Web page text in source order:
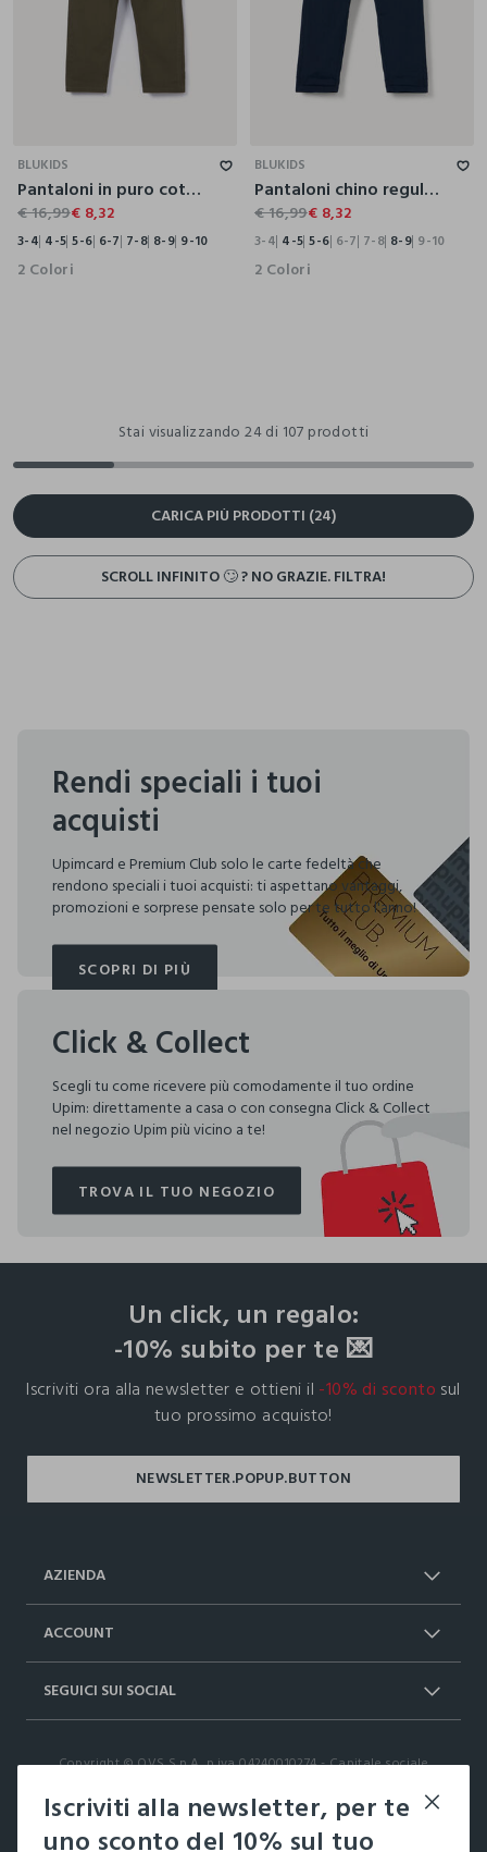
BLUKIDS
Pantaloni in puro cotone bambino
€ 16,99€ 8,32
3-4 4-5 5-6 6-7 7-8 8-9 9-10
2 Colori
BLUKIDS
Pantaloni chino regular fit in puro cotone bambino
€ 16,99€ 8,32
3-4 4-5 5-6 6-7 7-8 8-9 9-10
2 Colori
Stai visualizzando 24 di 107 prodotti
CARICA PIÙ PRODOTTI (24)
SCROLL INFINITO 🙄 ? NO GRAZIE. FILTRA!
Rendi speciali i tuoi
acquisti
Upimcard e Premium Club solo le carte fedeltà che
rendono speciali i tuoi acquisti: ti aspettano vantaggi,
promozioni e sorprese pensate solo per te tutto l'anno!
SCOPRI DI PIÙ
SCOPRI DI PIÙ
Click & Collect
Scegli tu come ricevere più comodamente il tuo ordine
Upim: direttamente a casa o con consegna Click & Collect
nel negozio Upim più vicino a te!
TROVA IL TUO NEGOZIO
TROVA IL TUO NEGOZIO
Iscriviti alla newsletter, per te
uno sconto del 10% sul tuo
Un click, un regalo:
-10% subito per te 💌
Iscriviti ora alla newsletter e ottieni il -10% di sconto sul
tuo prossimo acquisto!
AZIENDA
Dichiarazione accessibilità
ACCOUNT
17)
SEGUICI SUI SOCIAL
TikTok
Copyright © OVS S.p.A, p.iva 04240010274 - Capitale sociale
it |italiano